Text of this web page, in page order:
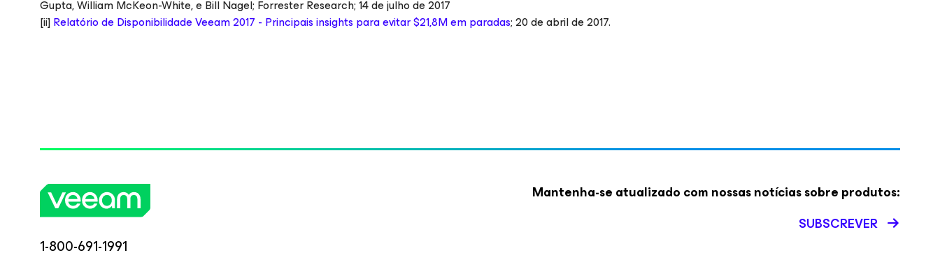
Gupta, William McKeon-White, e Bill Nagel; Forrester Research; 14 de julho de 2017
[ii]Relatório de Disponibilidade Veeam 2017 - Principais insights para evitar $21,8M em paradas; 20 de abril de 2017.
1-800-691-1991
Mantenha-se atualizado com nossas notícias sobre produtos:
SUBSCREVER